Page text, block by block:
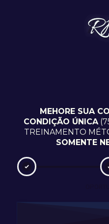
MEHORE SUA
CONDIÇÃO ÚNICA
TREINAMENTO
SOMENTE